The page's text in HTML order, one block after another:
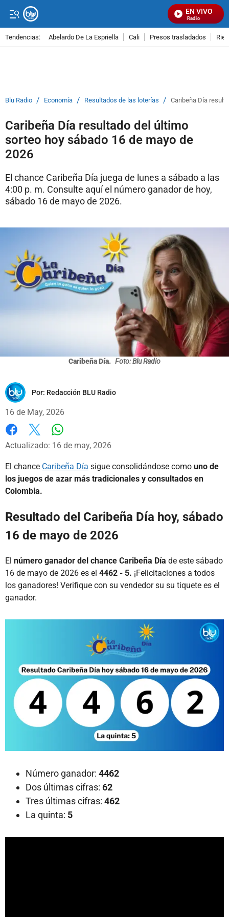
EN VIVO
Señal Visual Radio
Tendencias: Abelardo De La Espriella Cali Presos trasladados
Blu Radio / Economía / Resultados de las loterías / Caribeña Día
Caribeña Día resultado del último
sorteo hoy sábado 16 de mayo de
2026
El chance Caribeña Día juega de lunes a sábado a las
4:00 p. m. Consulte aquí el número ganador de hoy,
sábado 16 de mayo de 2026.
Caribeña Día. Foto: Blu Radio
Por: Redacción BLU Radio
16 de May, 2026
Facebook
X
Actualizado: 16 de may, 2026
El chance Caribeña Día sigue consolidándose como uno de
los juegos de azar más tradicionales y consultados en
Colombia.
Resultado del Caribeña Día hoy, sábado
16 de mayo de 2026
El número ganador del chance Caribeña Día de este sábado
16 de mayo de 2026 es el 4462 - 5. ¡Felicitaciones a todos
los ganadores! Verifique con su vendedor su su tiquete es el
ganador.
Número ganador: 4462
Dos últimas cifras: 62
Tres últimas cifras: 462
La quinta: 5